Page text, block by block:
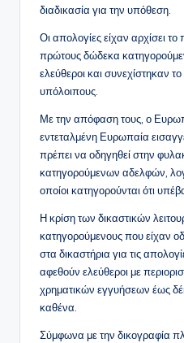
διαδικασία για την υπόθεση.
Οι απολογίες είχαν αρχίσει
πρώτους δώδεκα
ελεύθεροι και συνεχίστηκαν
υπόλοιπους.
Με την απόφαση τους, ο
εντεταλμένη Ευρωπαία
πρέπει να οδηγηθεί στην
κατηγορούμενων αδελφών,
οποίοι κατηγορούνται ότι
Η κρίση των δικαστικών
κατηγορούμενους που είχαν
στα δικαστήρια για τις
αφεθούν ελεύθεροι με
χρηματικών εγγυήσεων έως
καθένα.
Σύμφωνα με την δικογραφία